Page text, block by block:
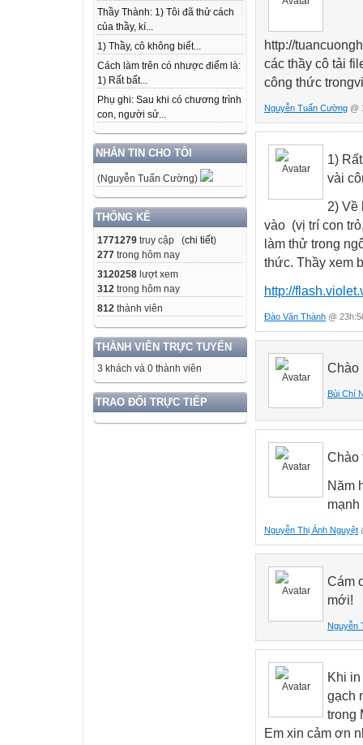
Thầy Thành: 1) Tôi đã thử cách
của thầy, kí...
1) Thầy, cô không biết...
Cách làm trên có nhược điểm là:
1) Rất bất...
Phụ ghi: Sau khi có chương trình
con, người sử...
NHẮN TIN CHO TÔI
(Nguyễn Tuấn Cường)
THỐNG KÊ
1771279 truy cập (chi tiết)
277 trong hôm nay
3120258 lượt xem
312 trong hôm nay
812 thành viên
THÀNH VIÊN TRỰC TUYẾN
3 khách và 0 thành viên
TRAO ĐỔI TRỰC TIẾP
http://
các thầy cô tải
công thức
Nguyễn Tuấn Cường @
1)
vài
2) Về
vào (vị trí con
làm thử trong
thức. Thầy xem
http://
Đào Văn Thành @
Chào
Bùi Chí
Chào
Năm
Nguyễn Thị Ánh Nguyệt
Cám
mới!
Nguyễn
Khi
gạch
trong
Em xin cảm ơn